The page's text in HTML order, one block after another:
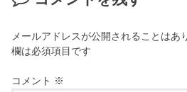
メールアドレスが公開されることはあ
欄は必須項目です
コメント ※